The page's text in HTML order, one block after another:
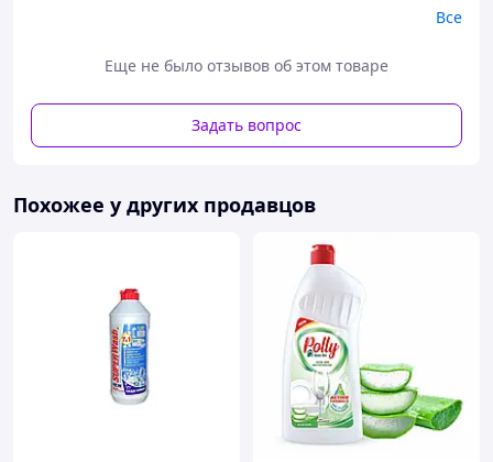
Все
Еще не было отзывов об этом товаре
Задать вопрос
Похожее у других продавцов